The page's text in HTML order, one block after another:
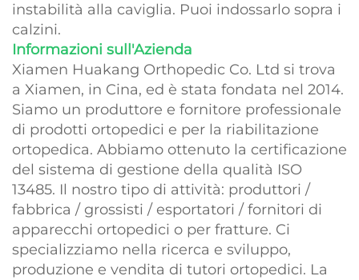
instabilità alla caviglia. Puoi indossarlo sopra i
calzini.
Informazioni sull'Azienda
Xiamen Huakang Orthopedic Co. Ltd si trova
a Xiamen, in Cina, ed è stata fondata nel 2014.
Siamo un produttore e fornitore professionale
di prodotti ortopedici e per la riabilitazione
ortopedica. Abbiamo ottenuto la certificazione
del sistema di gestione della qualità ISO
13485. Il nostro tipo di attività: produttori /
fabbrica / grossisti / esportatori / fornitori di
apparecchi ortopedici o per fratture. Ci
specializziamo nella ricerca e sviluppo,
produzione e vendita di tutori ortopedici. La